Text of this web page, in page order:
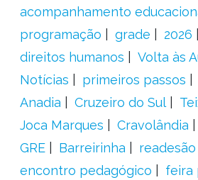
acompanhamento
programação
grade 2026
direitos humanos
Volta às
Notícias
primeiros passos
Anadia
Cruzeiro do Sul
Joca Marques
Cravolândia
GRE
Barreirinha
encontro pedagógico
feira